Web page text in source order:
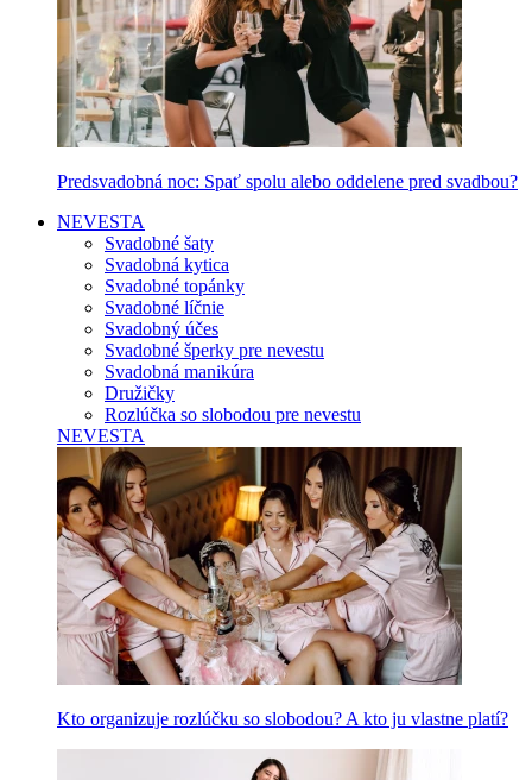
Predsvadobná noc: Spať spolu alebo oddelene pred svadbou?
NEVESTA
Svadobné šaty
Svadobná kytica
Svadobné topánky
Svadobné líčnie
Svadobný účes
Svadobné šperky pre nevestu
Svadobná manikúra
Družičky
Rozlúčka so slobodou pre nevestu
NEVESTA
Kto organizuje rozlúčku so slobodou? A kto ju vlastne platí?